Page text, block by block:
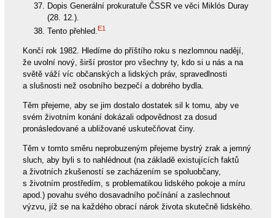
Dopis Generální prokuratuře ČSSR ve věci Miklós Duray
(28. 12.).
Tento přehled.E1
Končí rok 1982. Hledíme do příštího roku s nezlomnou nadějí,
že uvolní nový, širší prostor pro všechny ty, kdo si u nás a na
světě váží víc občanských a lidských práv, spravedlnosti
a slušnosti než osobního bezpečí a dobrého bydla.
Těm přejeme, aby se jim dostalo dostatek sil k tomu, aby ve
svém životním konání dokázali odpovědnost za dosud
pronásledované a ubližované uskutečňovat činy.
Těm v tomto směru neprobuzeným přejeme bystrý zrak a jemný
sluch, aby byli s to nahlédnout (na základě existujících faktů
a životních zkušeností se zacházením se spoluobčany,
s životním prostředím, s problematikou lidského pokoje a míru
apod.) povahu svého dosavadního počínání a zaslechnout
výzvu, jíž se na každého obrací nárok života skutečně lidského.